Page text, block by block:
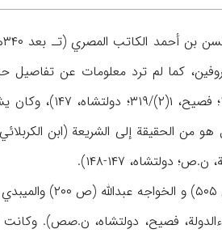
پارساي
دولتشاه، ۱۴۷-۱۴۸).
فصیح، دولتشاه، ن.صص).